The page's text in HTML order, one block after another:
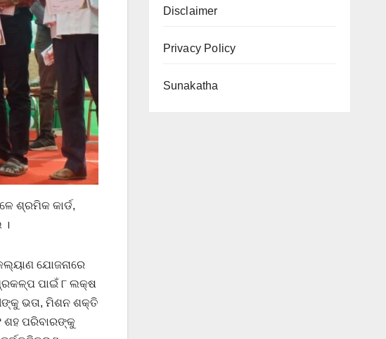
ଶ୍ରମିକ କାର୍ଡ,
।
ଯୋଜନାରେ
ପାଇଁ ୮ ଲକ୍ଷ
ଭତା, ମିଶନ ଶକ୍ତି
ଶହ ପରିବାରଙ୍କୁ
Disclaimer
Privacy Policy
Sunakatha